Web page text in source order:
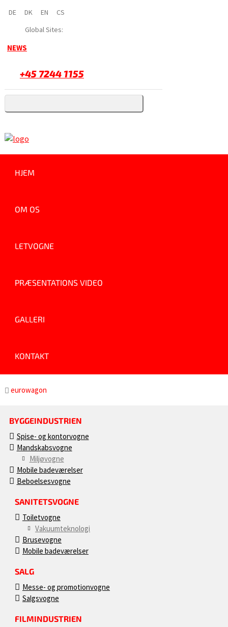
DE DK EN
CS
Global Sites:
NEWS
+45 7244 1155
HJEM
OM OS
LETVOGNE
PRÆSENTATIONS VIDEO
GALLERI
KONTAKT
eurowagon
BYGGEINDUSTRIEN
Spise- og kontorvogne
Mandskabsvogne
Miljøvogne
Mobile badeværelser
Beboelsesvogne
SANITETSVOGNE
Toiletvogne
Vakuumteknologi
Brusevogne
Mobile badeværelser
SALG
Messe- og promotionvogne
Salgsvogne
FILMINDUSTRIEN